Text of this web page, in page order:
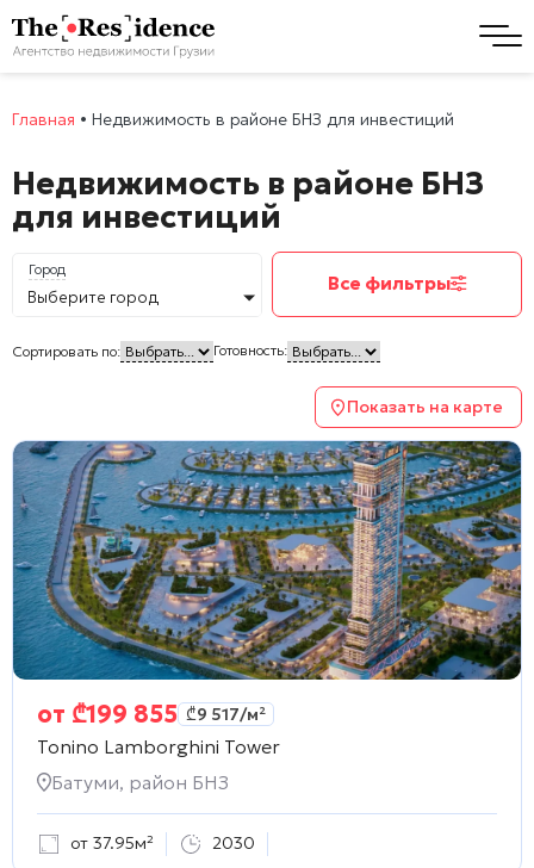
Главная • Недвижимость в районе БНЗ для инвестиций
Недвижимость в районе БНЗ
для инвестиций
Город
Выберите город
Все фильтры
Сортировать по: Готовность:
Показать на карте
от ₾199 855 ₾9 517/м²
Tonino Lamborghini Tower
Батуми, район БНЗ
от 37.95м² 2030